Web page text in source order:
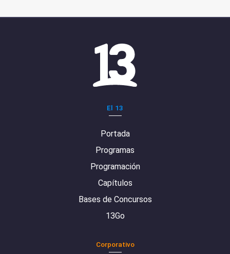
El 13
Portada
Programas
Programación
Capítulos
Bases de Concursos
13Go
Corporativo